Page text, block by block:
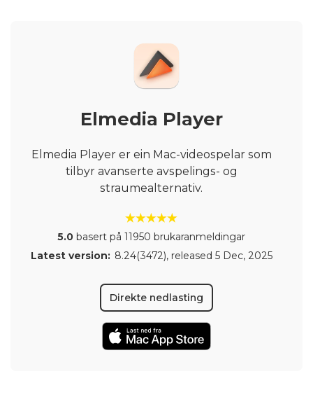
Elmedia Player
Elmedia Player er ein Mac-videospelar som
tilbyr avanserte avspelings- og
straumealternativ.
5.0 basert på 11950 brukaranmeldingar
Latest version: 8.24(3472), released 5 Dec, 2025
Direkte nedlasting